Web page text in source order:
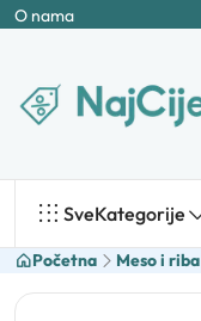
O nama
SveKategorije
Početna Meso i riba